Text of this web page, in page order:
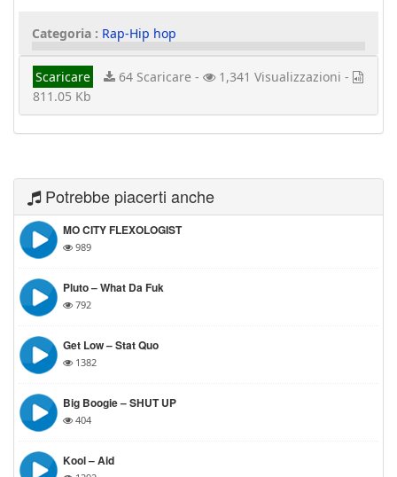
Categoria : Rap-Hip hop
Scaricare 64 Scaricare -
1,341 Visualizzazioni -
811.05 Kb
Potrebbe piacerti anche
MO CITY FLEXOLOGIST
989
Pluto – What Da Fuk
792
Get Low – Stat Quo
1382
Big Boogie – SHUT UP
404
Kool – Aid